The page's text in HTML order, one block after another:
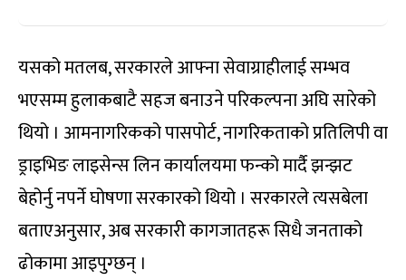
यसको मतलब, सरकारले आफ्ना सेवाग्राहीलाई सम्भव
भएसम्म हुलाकबाटै सहज बनाउने परिकल्पना अघि सारेको
थियो । आमनागरिकको पासपोर्ट, नागरिकताको प्रतिलिपी वा
ड्राइभिङ लाइसेन्स लिन कार्यालयमा फन्को मार्दै झन्झट
बेहोर्नु नपर्ने घोषणा सरकारको थियो । सरकारले त्यसबेला
बताएअनुसार, अब सरकारी कागजातहरू सिधै जनताको
ढोकामा आइपुग्छन् ।